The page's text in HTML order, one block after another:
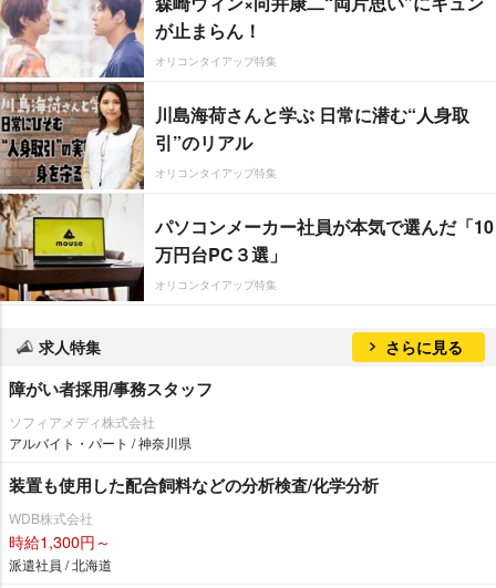
が止まらん！
オリコンタイアップ特集
川島海荷さんと学ぶ 日常に潜む“人身取
引”のリアル
オリコンタイアップ特集
パソコンメーカー社員が本気で選んだ「10
万円台PC３選」
オリコンタイアップ特集
求人特集 さらに見る
障がい者採用/事務スタッフ
ソフィアメディ株式会社
アルバイト・パート / 神奈川県
装置も使用した配合飼料などの分析検査/化学分析
WDB株式会社
時給1,300円～
派遣社員 / 北海道